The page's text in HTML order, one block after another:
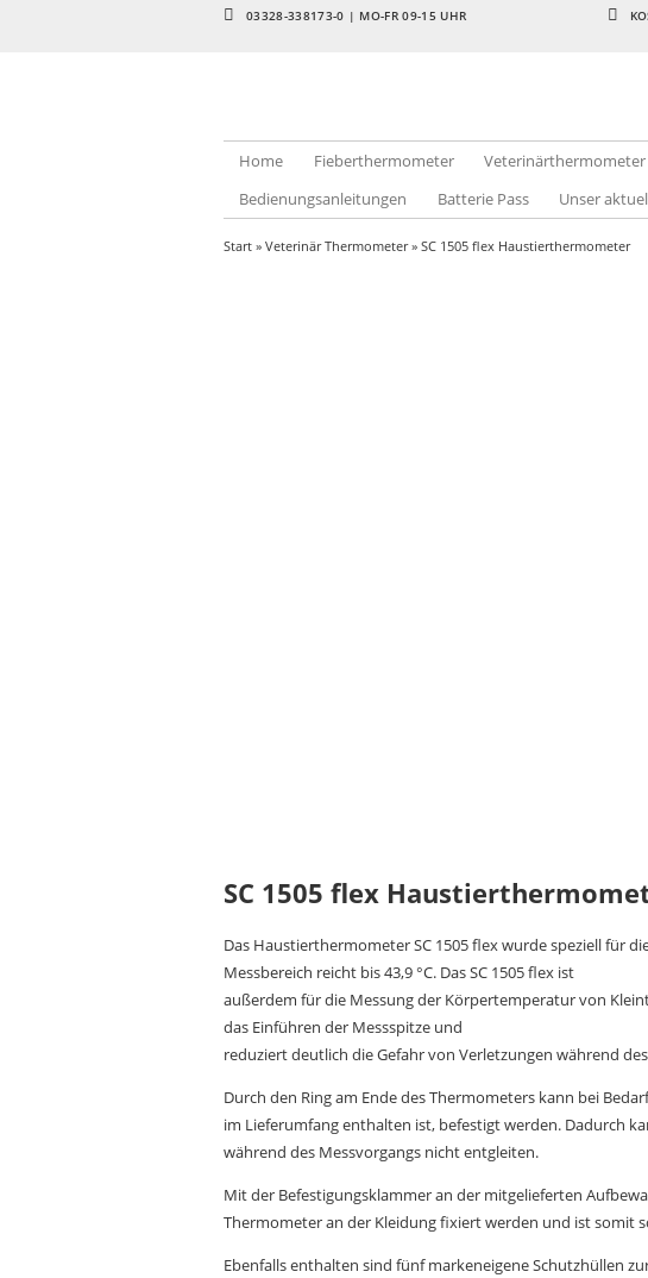
03328-338173-0 | MO-FR 09-15 UHR
Home Fieberthermometer Veterinärthermometer
Bedienungsanleitungen
Batterie Pass Unser
Start » Veterinär Thermometer» SC 1505 flex Haustierthermometer
SC 1505 flex
Das Haustierthermometer SC 1505 flex wurde speziell für
Messbereich reicht bis 43,9 °C. Das SC 1505 flex ist
außerdem für die Messung der Körpertemperatur von
das Einführen der Messspitze und
reduziert deutlich die Gefahr von Verletzungen während
Durch den Ring am Ende des Thermometers kann bei
im Lieferumfang enthalten ist, befestigt werden. Dadurch
während des Messvorgangs nicht entgleiten.
Mit der Befestigungsklammer an der mitgelieferten
Thermometer an der Kleidung fixiert werden und ist somit
Ebenfalls enthalten sind fünf markeneigene Schutzhüllen